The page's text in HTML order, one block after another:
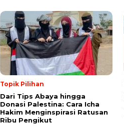
Topik Pilihan
Dari Tips Abaya hingga
Donasi Palestina: Cara Icha
Hakim Menginspirasi Ratusan
Ribu Pengikut